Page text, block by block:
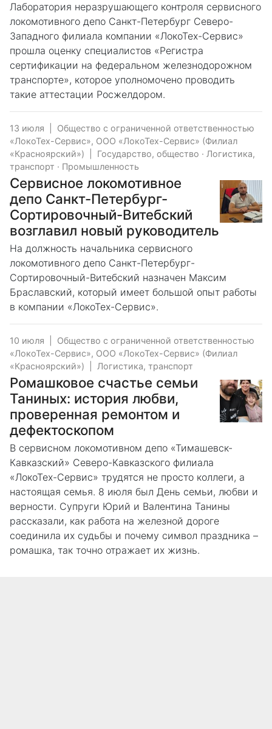
Лаборатория неразрушающего контроля сервисного
локомотивного депо Санкт-Петербург Северо-
Западного филиала компании «ЛокоТех-Сервис»
прошла оценку специалистов «Регистра
сертификации на федеральном железнодорожном
транспорте», которое уполномочено проводить
такие аттестации Росжелдором.
13 июля
Общество с ограниченной ответственностью
«ЛокоТех-Сервис», ООО «ЛокоТех-Сервис» (Филиал
«Красноярский»)
Государство, общество · Логистика,
транспорт · Промышленность
Сервисное локомотивное
депо Санкт-Петербург-
Сортировочный-Витебский
возглавил новый руководитель
На должность начальника сервисного
локомотивного депо Санкт-Петербург-
Сортировочный-Витебский назначен Максим
Браславский, который имеет большой опыт работы
в компании «ЛокоТех-Сервис».
10 июля
Общество с ограниченной ответственностью
«ЛокоТех-Сервис», ООО «ЛокоТех-Сервис» (Филиал
«Красноярский»)
Логистика, транспорт
Ромашковое счастье семьи
Таниных: история любви,
проверенная ремонтом и
дефектоскопом
В сервисном локомотивном депо «Тимашевск-
Кавказский» Северо-Кавказского филиала
«ЛокоТех-Сервис» трудятся не просто коллеги, а
настоящая семья. 8 июля был День семьи, любви и
верности. Супруги Юрий и Валентина Танины
рассказали, как работа на железной дороге
соединила их судьбы и почему символ праздника –
ромашка, так точно отражает их жизнь.